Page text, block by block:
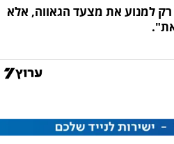
רק למנוע את מצעד הגאווה, אלא